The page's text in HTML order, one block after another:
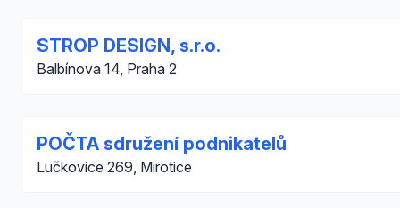
STROP DESIGN, s.r.o.
Balbínova 14, Praha 2
POČTA sdružení podnikatelů
Lučkovice 269, Mirotice